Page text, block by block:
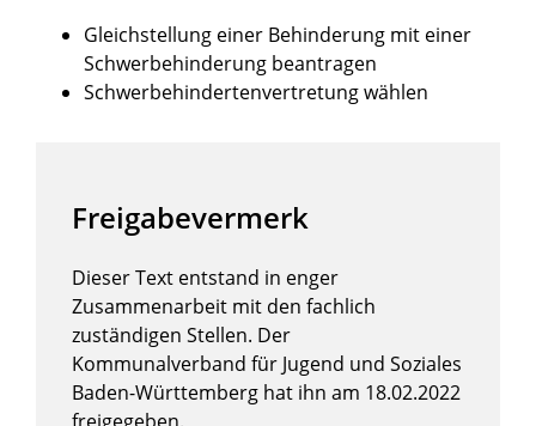
Gleichstellung einer Behinderung mit einer
Schwerbehinderung beantragen
Schwerbehindertenvertretung wählen
Freigabevermerk
Dieser Text entstand in enger
Zusammenarbeit mit den fachlich
zuständigen Stellen. Der
Kommunalverband für Jugend und Soziales
Baden-Württemberg hat ihn am 18.02.2022